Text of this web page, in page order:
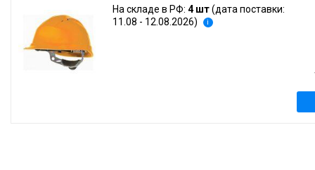
На складе в РФ: 4 шт (дата поставки:
11.08 - 12.08.2026)
i